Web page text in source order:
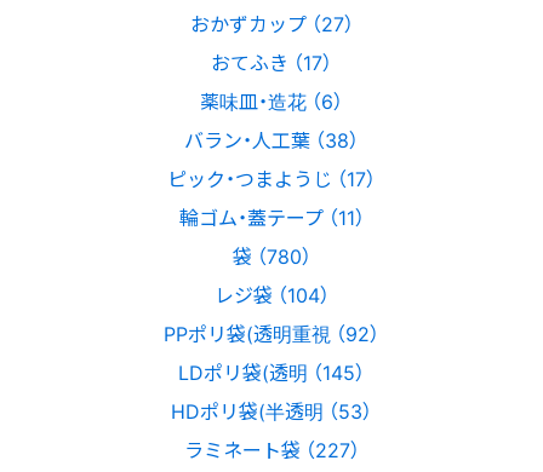
おかずカップ （27）
おてふき （17）
薬味皿・造花 （6）
バラン・人工葉 （38）
ピック・つまようじ （17）
輪ゴム・蓋テープ （11）
袋 （780）
レジ袋 （104）
PPポリ袋(透明重視 （92）
LDポリ袋(透明 （145）
HDポリ袋(半透明 （53）
ラミネート袋 （227）